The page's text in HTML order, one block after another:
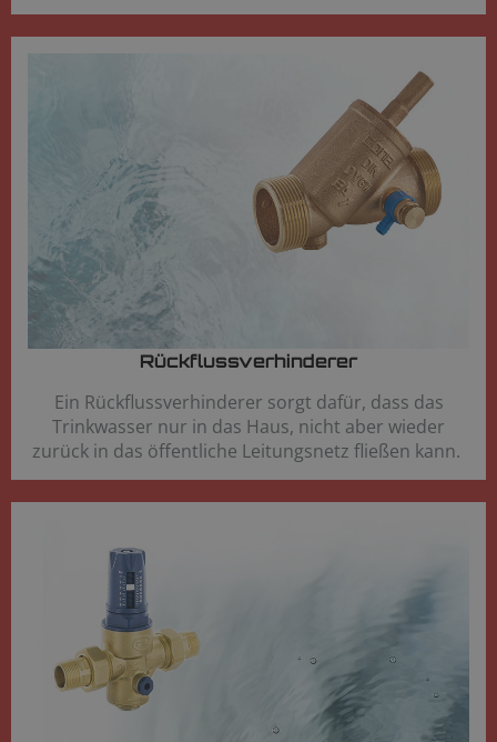
Rückflussverhinderer​
Ein Rückflussverhinderer sorgt dafür, dass das
Trinkwasser nur in das Haus, nicht aber wieder
zurück in das öffentliche Leitungsnetz fließen kann.